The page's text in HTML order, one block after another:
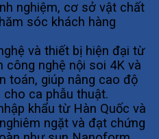
nghiệm, cơ sở vật chất
sóc khách hàng
và thiết bị hiện đại từ
công nghệ nội soi 4K và
toán, giúp nâng cao độ
ca phẫu thuật.
khẩu từ Hàn Quốc và
ngặt và đạt chứng